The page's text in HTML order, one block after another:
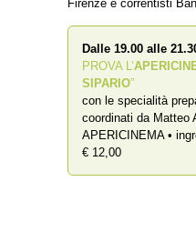
Firenze e correntisti
Dalle 19.00 alle
PROVA L’
SIPARIO”
con le specialità
coordinati da Matteo
APERICINEMA •
€ 12,00